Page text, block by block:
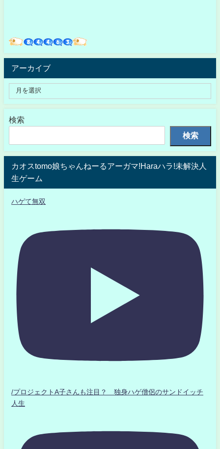
アーカイブ
検索
検索
カオスtomo娘ちゃんねーるアーガマ!Haraハラ!未解決人
生ゲーム
ハゲて無双
/プロジェクトA子さんも注目？ 独身ハゲ僧侶のサンドイッチ
人生